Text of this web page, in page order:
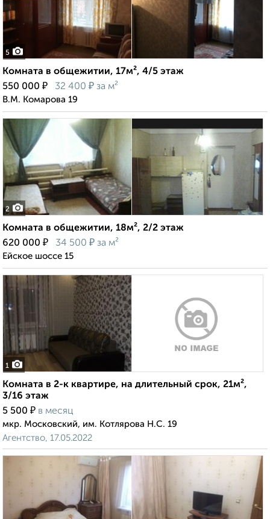
5
Комната в общежитии, 17м², 4/5 этаж
550 000 ₽ 32 400 ₽ за м²
В.М. Комарова 19
2
Комната в общежитии, 18м², 2/2 этаж
620 000 ₽ 34 500 ₽ за м²
Ейское шоссе 15
1
Комната в 2-к квартире, на длительный срок, 21м²,
3/16 этаж
5 500 ₽ в месяц
мкр. Московский, им. Котлярова Н.С. 19
Агентство, 17.05.2022